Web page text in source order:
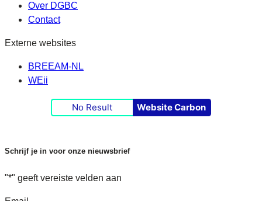
Over DGBC
Contact
Externe websites
BREEAM-NL
WEii
No Result Website Carbon
Schrijf je in voor onze nieuwsbrief
"*" geeft vereiste velden aan